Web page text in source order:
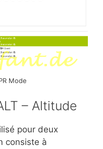
Mode
– Altitude
pour deux
consiste à